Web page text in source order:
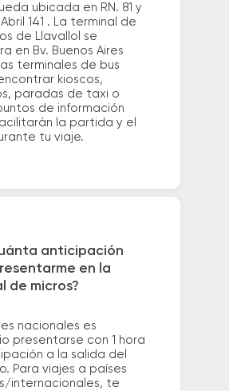
ubicada en RN. 81 y
141 . La terminal de
de Llavallol se
en Bv. Buenos Aires
las terminales de bus
kioscos,
paradas de taxi o
de información
la partida y el
tu viaje.
anticipación
en la
de micros?
nacionales es
presentarse con 1 hora
a la salida del
Para viajes a países
internacionales, te